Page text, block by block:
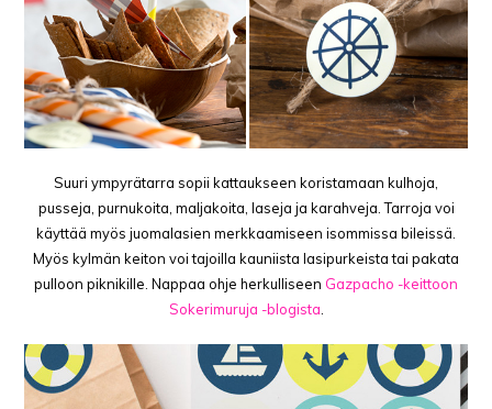
Suuri ympyrätarra sopii kattaukseen koristamaan kulhoja,
pusseja, purnukoita, maljakoita, laseja ja karahveja. Tarroja voi
käyttää myös juomalasien merkkaamiseen isommissa bileissä.
Myös kylmän keiton voi tajoilla kauniista lasipurkeista tai pakata
pulloon piknikille. Nappaa ohje herkulliseen Gazpacho -keittoon
Sokerimuruja -blogista